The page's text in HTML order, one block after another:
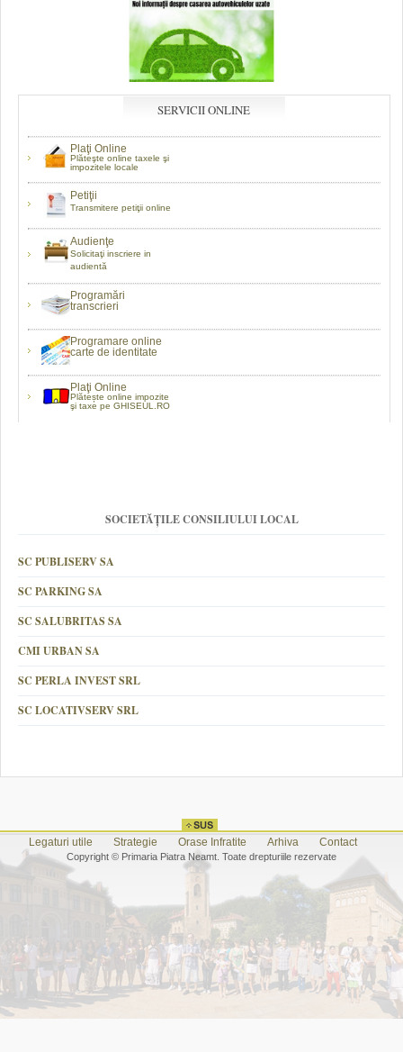
SERVICII ONLINE
Plaţi Online
Plăteşte online taxele şi
impozitele locale
Petiţii
Transmitere petiţii online
Audienţe
Solicitaţi inscriere in
audientă
Programări
transcrieri
Programare online
carte de identitate
Plaţi Online
Plătește online impozite
şi taxe pe GHISEUL.RO
SOCIETĂȚILE CONSILIULUI LOCAL
SC PUBLISERV SA
SC PARKING SA
SC SALUBRITAS SA
CMI URBAN SA
SC PERLA INVEST SRL
SC LOCATIVSERV SRL
Legaturi utile Strategie Orase Infratite Arhiva Contact
Copyright © Primaria Piatra Neamt. Toate drepturiile rezervate